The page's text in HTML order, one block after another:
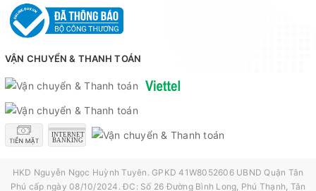
VẬN CHUYỂN & THANH TOÁN
HKD Nguyễn Ngọc Huỳnh Tuyên. GPKD 41W8052606 UBND Quận Tân
Phú cấp ngày 08/10/2024. ĐC: Số 26 Đường Bình Long, Phú Thạnh, Tân